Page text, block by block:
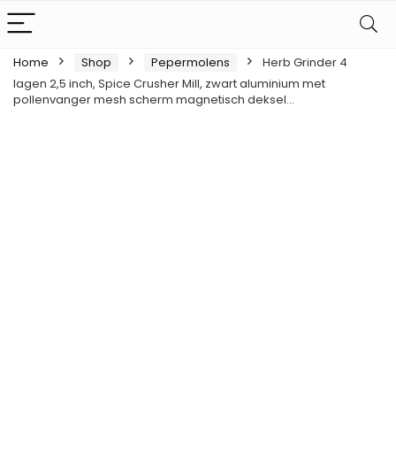
Home Shop Pepermolens
Herb Grinder 4
lagen 2,5 inch, Spice Crusher Mill, zwart aluminium met
pollenvanger mesh scherm magnetisch deksel…